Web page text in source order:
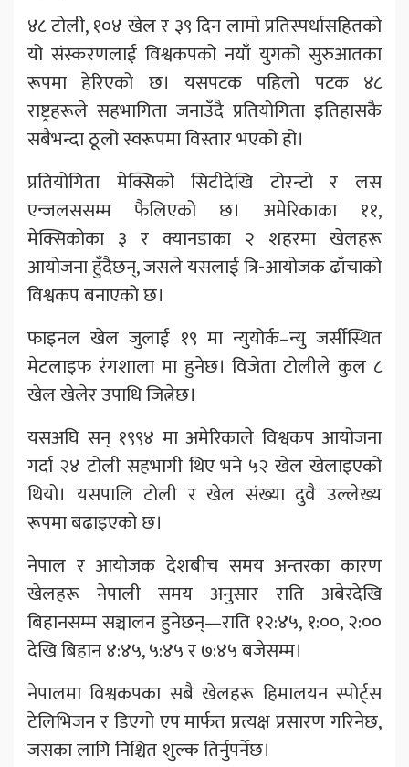
४८ टोली, १०४ खेल र ३९ दिन लामो प्रतिस्पर्धासहितको
यो संस्करणलाई विश्वकपको नयाँ युगको सुरुआतका
रूपमा हेरिएको छ। यसपटक पहिलो पटक ४८
राष्ट्रहरूले सहभागिता जनाउँदै प्रतियोगिता इतिहासकै
सबैभन्दा ठूलो स्वरूपमा विस्तार भएको हो।
प्रतियोगिता मेक्सिको सिटीदेखि टोरन्टो र लस
एन्जलससम्म फैलिएको छ। अमेरिकाका ११,
मेक्सिकोका ३ र क्यानडाका २ शहरमा खेलहरू
आयोजना हुँदैछन्, जसले यसलाई त्रि-आयोजक ढाँचाको
विश्वकप बनाएको छ।
फाइनल खेल जुलाई १९ मा न्युयोर्क–न्यु जर्सीस्थित
मेटलाइफ रंगशाला मा हुनेछ। विजेता टोलीले कुल ८
खेल खेलेर उपाधि जित्नेछ।
यसअघि सन् १९९४ मा अमेरिकाले विश्वकप आयोजना
गर्दा २४ टोली सहभागी थिए भने ५२ खेल खेलाइएको
थियो। यसपालि टोली र खेल संख्या दुवै उल्लेख्य
रूपमा बढाइएको छ।
नेपाल र आयोजक देशबीच समय अन्तरका कारण
खेलहरू नेपाली समय अनुसार राति अबेरदेखि
बिहानसम्म सञ्चालन हुनेछन्—राति १२:४५, १:००, २:००
देखि बिहान ४:४५, ५:४५ र ७:४५ बजेसम्म।
नेपालमा विश्वकपका सबै खेलहरू हिमालयन स्पोर्ट्स
टेलिभिजन र डिएगो एप मार्फत प्रत्यक्ष प्रसारण गरिनेछ,
जसका लागि निश्चित शुल्क तिर्नुपर्नेछ।